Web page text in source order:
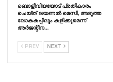
ബൊളീവിയയോട് പ്രതികാരം
ചെയ്‌ത്‌ ലയണൽ മെസി, അടുത്ത
ലോകകപ്പിലും കളിക്കുമെന്ന്
അർജന്റീന…
PREV NEXT